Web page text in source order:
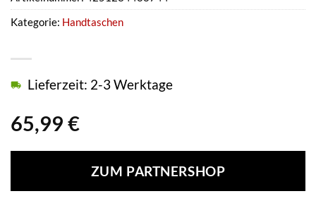
65,99 €
Lieferzeit: 2-3 Werktage
ZUM PARTNERSHOP
Kategorie: Handtaschen